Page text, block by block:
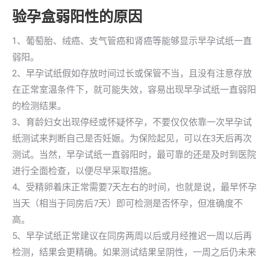
验孕盒弱阳性的原因
1、葡萄胎、绒癌、支气管癌和肾癌等能够显示早孕试纸一直
弱阳。
2、早孕试纸假如存放时间过长或保管不当，且没有注意存放
在正常室温条件下，就可能失效，容易出现早孕试纸一直弱阳
的检测结果。
3、育龄妇女出现停经或怀疑怀孕，不要仅仅依靠一次早孕试
纸测试来判断自己是否妊娠。为保险起见，可以在3天后再次
测试。当然，早孕试纸一直弱阳时，最可靠的还是及时到医院
进行全面检查，以便尽早采取措施。
4、受精卵着床正常需要7天左右的时间，也就是说，最早怀孕
当天（相当于同房后7天）即可检测是否怀孕，但准确度不
高。
5、早孕试纸正常建议在同房两周以后或月经推迟一周以后再
检测，结果会更精确。如果测试结果呈阴性，一周之后仍未来